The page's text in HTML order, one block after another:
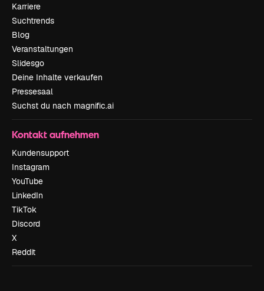
Karriere
Suchtrends
Blog
Veranstaltungen
Slidesgo
Deine Inhalte verkaufen
Pressesaal
Suchst du nach magnific.ai
Kontakt aufnehmen
Kundensupport
Instagram
YouTube
LinkedIn
TikTok
Discord
X
Reddit